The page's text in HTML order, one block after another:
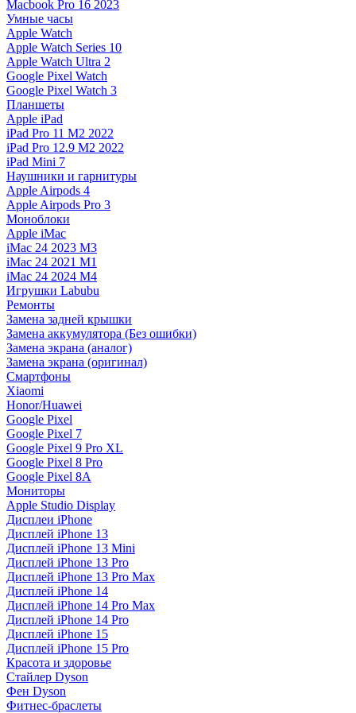
Macbook Pro 16 2023
Умные часы
Apple Watch
Apple Watch Series 10
Apple Watch Ultra 2
Google Pixel Watch
Google Pixel Watch 3
Планшеты
Apple iPad
iPad Pro 11 M2 2022
iPad Pro 12.9 M2 2022
iPad Mini 7
Наушники и гарнитуры
Apple Airpods 4
Apple Airpods Pro 3
Моноблоки
Apple iMac
iMac 24 2023 M3
iMac 24 2021 M1
iMac 24 2024 M4
Игрушки Labubu
Ремонты
Замена задней крышки
Замена аккумулятора (Без ошибки)
Замена экрана (аналог)
Замена экрана (оригинал)
Смартфоны
Xiaomi
Honor/Huawei
Google Pixel
Google Pixel 7
Google Pixel 9 Pro XL
Google Pixel 8 Pro
Google Pixel 8A
Мониторы
Apple Studio Display
Дисплеи iPhone
Дисплей iPhone 13
Дисплей iPhone 13 Mini
Дисплей iPhone 13 Pro
Дисплей iPhone 13 Pro Max
Дисплей iPhone 14
Дисплей iPhone 14 Pro Max
Дисплей iPhone 14 Pro
Дисплей iPhone 15
Дисплей iPhone 15 Pro
Красота и здоровье
Стайлер Dyson
Фен Dyson
Фитнес-браслеты